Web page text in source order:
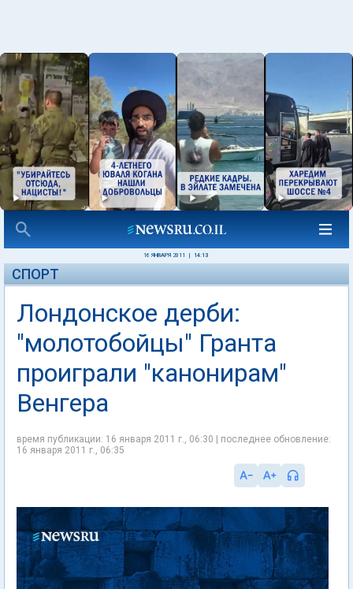
16 ЯНВАРЯ 2011 14:13
СПОРТ
Лондонское дерби:
"молотобойцы" Гранта
проиграли "канонирам"
Венгера
время публикации: 16 января 2011 г., 06:30 | последнее обновление:
16 января 2011 г., 06:35